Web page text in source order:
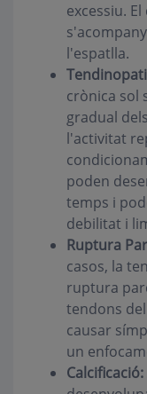
excessiu.
l'espatlla.
crònica sol
gradual
l'activitat
poden
temps i
debilitat i
Ruptura
casos, la
ruptura
tendons
causar
un
Calcificació: